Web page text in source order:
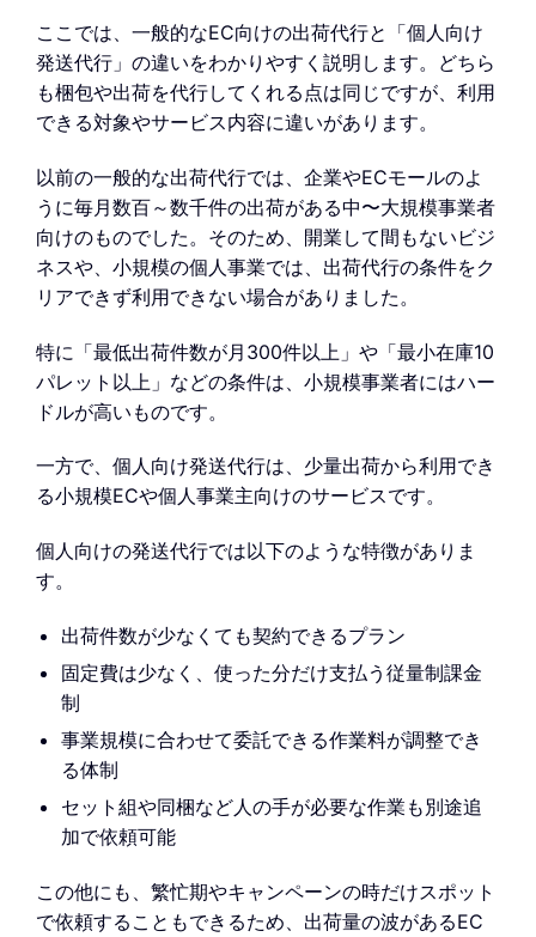
ここでは、一般的なEC向けの出荷代行と「個人向け
発送代行」の違いをわかりやすく説明します。どちら
も梱包や出荷を代行してくれる点は同じですが、利用
できる対象やサービス内容に違いがあります。
以前の一般的な出荷代行では、企業やECモールのよ
うに毎月数百～数千件の出荷がある中〜大規模事業者
向けのものでした。そのため、開業して間もないビジ
ネスや、小規模の個人事業では、出荷代行の条件をク
リアできず利用できない場合がありました。
特に「最低出荷件数が月300件以上」や「最小在庫10
パレット以上」などの条件は、小規模事業者にはハー
ドルが高いものです。
一方で、個人向け発送代行は、少量出荷から利用でき
る小規模ECや個人事業主向けのサービスです。
個人向けの発送代行では以下のような特徴がありま
す。
出荷件数が少なくても契約できるプラン
固定費は少なく、使った分だけ支払う従量制課金
制
事業規模に合わせて委託できる作業料が調整でき
る体制
セット組や同梱など人の手が必要な作業も別途追
加で依頼可能
この他にも、繁忙期やキャンペーンの時だけスポット
で依頼することもできるため、出荷量の波があるEC